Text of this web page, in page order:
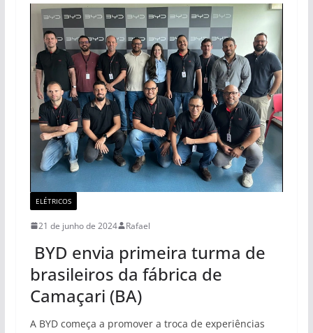
ELÉTRICOS
21 de junho de 2024 Rafael
BYD envia primeira turma de
brasileiros da fábrica de
Camaçari (BA)
A BYD começa a promover a troca de experiências